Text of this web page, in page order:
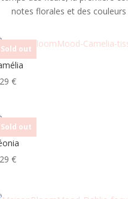
notes florales et des
Sold out
€
Sold out
€